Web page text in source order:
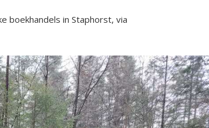
boekhandels in Staphorst, via